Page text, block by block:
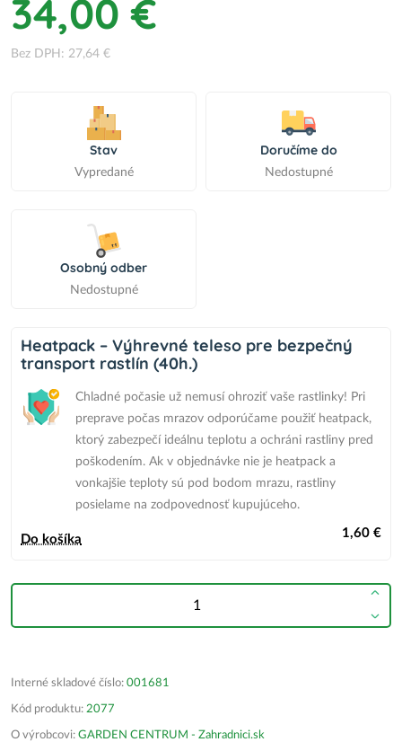
34,00 €
Bez DPH: 27,64 €
Stav
Vypredané
Doručíme do
Nedostupné
Osobný odber
Nedostupné
Heatpack – Výhrevné teleso pre bezpečný
transport rastlín (40h.)
Chladné počasie už nemusí ohroziť vaše rastlinky! Pri
preprave počas mrazov odporúčame použiť heatpack,
ktorý zabezpečí ideálnu teplotu a ochráni rastliny pred
poškodením. Ak v objednávke nie je heatpack a
vonkajšie teploty sú pod bodom mrazu, rastliny
posielame na zodpovednosť kupujúceho.
Do košíka 1,60 €
Interné skladové číslo: 001681
Kód produktu: 2077
O výrobcovi: GARDEN CENTRUM - Zahradnici.sk